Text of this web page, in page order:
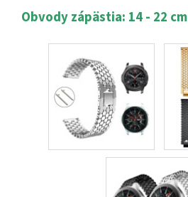
Obvody zápästia: 14 - 22 cm